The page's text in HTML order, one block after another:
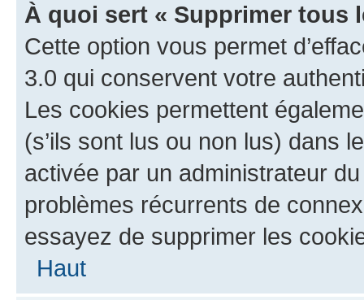
À quoi sert « Supprimer tous
Cette option vous permet
3.0 qui conservent votre
Les cookies permettent
(s’ils sont lus ou non lus) dans
activée par un administrateur
problèmes récurrents de
essayez de supprimer les
Haut